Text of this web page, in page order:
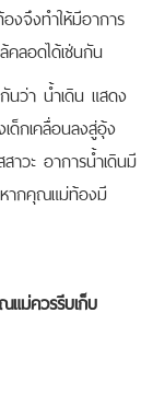
งจึงทำให้มีอาการ
ลอดได้เช่นกัน
นว่า น้ำเดิน แสดง
ด็กเคลื่อนลงสู่อุ้ง
าวะ อาการน้ำเดินมี
ากคุณแม่ท้องมี
ม่ควรรีบเก็บ